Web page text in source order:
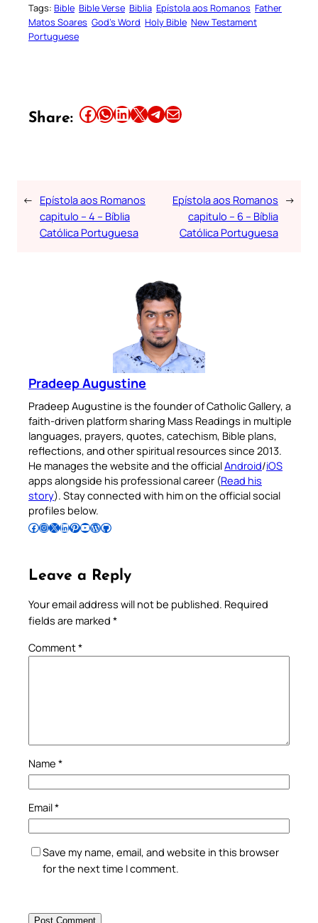
Tags: Bible Bible Verse Biblia Epístola aos Romanos Father
Matos Soares God’s Word Holy Bible New Testament
Portuguese
Share: Share this article on Facebook Share this article on WhatsApp Share this article on LinkedIn Share this article on X Share this article on TelegramEmail this Article
← Epístola aos Romanos
capitulo – 4 – Bíblia
Católica Portuguesa
Epístola aos Romanos
capitulo – 6 – Bíblia
Católica Portuguesa
→
Pradeep Augustine
Pradeep Augustine is the founder of Catholic Gallery, a
faith-driven platform sharing Mass Readings in multiple
languages, prayers, quotes, catechism, Bible plans,
reflections, and other spiritual resources since 2013.
He manages the website and the officialAndroid/iOS
apps alongside his professional career (Read his
story). Stay connected with him on the official social
profiles below.
Follow Pradeep on Facebook Follow Pradeep on InstagramFollow Pradeep on X Follow Pradeep on LinkedIn Follow Pradeep on Pinterest Subscribe to Pradeep’s Youtube Channel Follow Pradeep on WordPress Follow Pradeep on GitHub
Leave a Reply
Your email address will not be published. Required
fields are marked *
Comment*
Name *
Email*
Save my name, email, and website in this browser
for the next time I comment.